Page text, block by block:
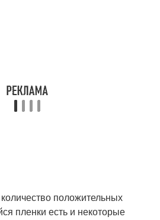
положительных
пленки есть и некоторые